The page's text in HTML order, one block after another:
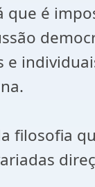
que é
e
filosofia